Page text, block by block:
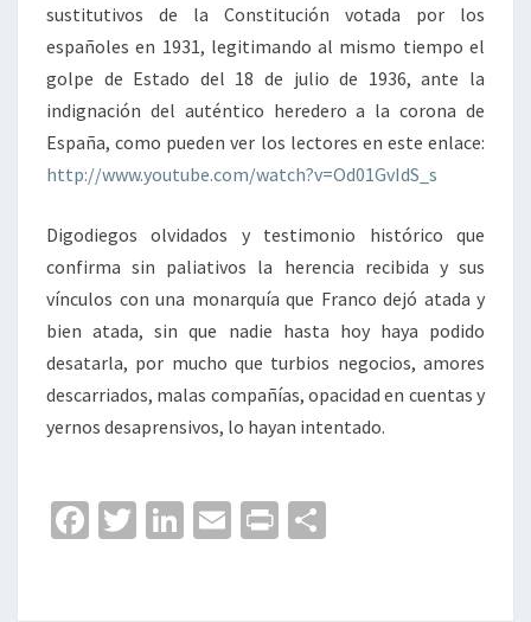
sustitutivos de la Constitución votada por los
españoles en 1931, legitimando al mismo tiempo el
golpe de Estado del 18 de julio de 1936, ante la
indignación del auténtico heredero a la corona de
España, como pueden ver los lectores en este enlace:
http://www.youtube.com/watch?v=Od01GvIdS_s
Digodiegos olvidados y testimonio histórico que
confirma sin paliativos la herencia recibida y sus
vínculos con una monarquía que Franco dejó atada y
bien atada, sin que nadie hasta hoy haya podido
desatarla, por mucho que turbios negocios, amores
descarriados, malas compañías, opacidad en cuentas y
yernos desaprensivos, lo hayan intentado.
Fa T
Li
E
Pr